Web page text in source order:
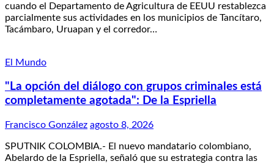
cuando el Departamento de Agricultura de EEUU restablezca
parcialmente sus actividades en los municipios de Tancítaro,
Tacámbaro, Uruapan y el corredor…
El Mundo
"La opción del diálogo con grupos criminales está
completamente agotada": De la Espriella
Francisco González agosto 8, 2026
SPUTNIK COLOMBIA.- El nuevo mandatario colombiano,
Abelardo de la Espriella, señaló que su estrategia contra las